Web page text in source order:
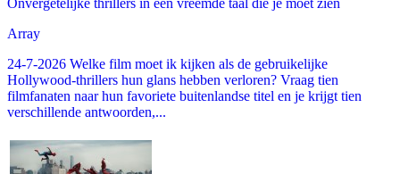
Array
24-7-2026 Welke film moet ik kijken als de gebruikelijke
Hollywood-thrillers hun glans hebben verloren? Vraag tien
filmfanaten naar hun favoriete buitenlandse titel en je krijgt tien
verschillende antwoorden,...